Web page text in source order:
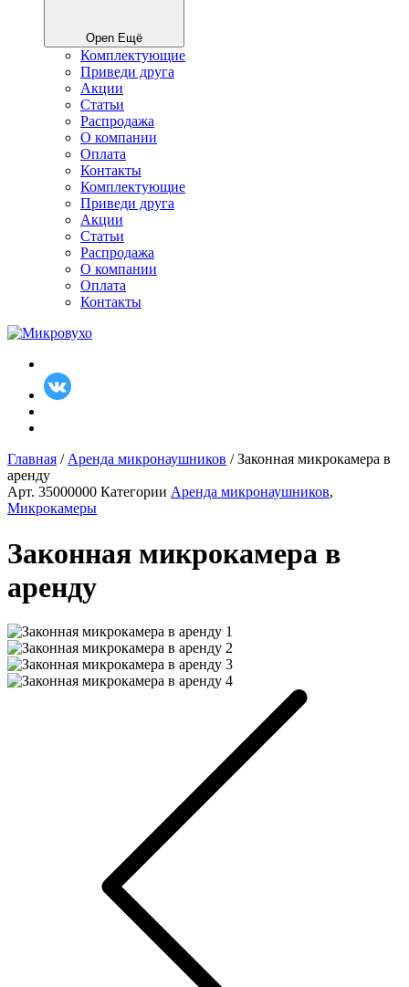
Open Ещё
Комплектующие
Приведи друга
Акции
Статьи
Распродажа
О компании
Оплата
Контакты
Комплектующие
Приведи друга
Акции
Статьи
Распродажа
О компании
Оплата
Контакты
Главная /Аренда микронаушников / Законная микрокамера в
аренду
Арт. 35000000 Категории Аренда микронаушников,
Микрокамеры
Законная микрокамера в
аренду